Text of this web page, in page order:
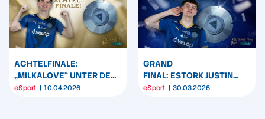
ACHTELFINALE:
„MILKALOVE“ UNTER DEN
BESTEN ESPORTLERN
eSport 10.04.2026
GRAND
FINAL: ESTORK JUSTIN
„MILKALOVE“ SPRINGER
eSport 30.03.2026